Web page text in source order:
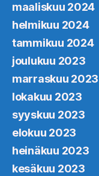
maaliskuu 2024
helmikuu 2024
tammikuu 2024
joulukuu 2023
marraskuu 2023
lokakuu 2023
syyskuu 2023
elokuu 2023
heinäkuu 2023
kesäkuu 2023